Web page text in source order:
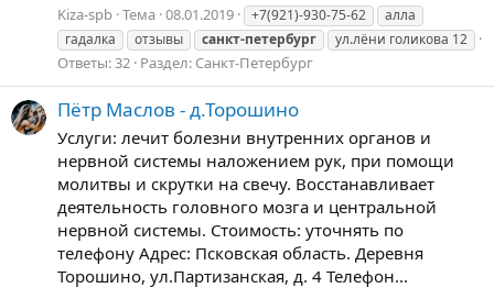
Kiza-spb Тема 08.01.2019 +7(921)-930-75-62
алла
гадалка
отзывы санкт-петербург ул.лёни голикова 12
Ответы: 32 Раздел: Санкт-Петербург
Пётр Маслов - д.Торошино
Услуги: лечит болезни внутренних органов и
нервной системы наложением рук, при помощи
молитвы и скрутки на свечу. Восстанавливает
деятельность головного мозга и центральной
нервной системы. Стоимость: уточнять по
телефону Адрес: Псковская область. Деревня
Торошино, ул.Партизанская, д. 4 Телефон...